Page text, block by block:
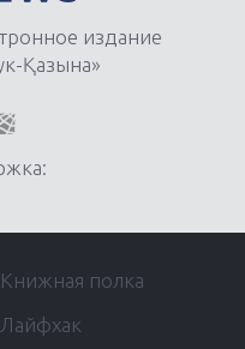
издание
Қазына»
Книжная полка
Лайфхак